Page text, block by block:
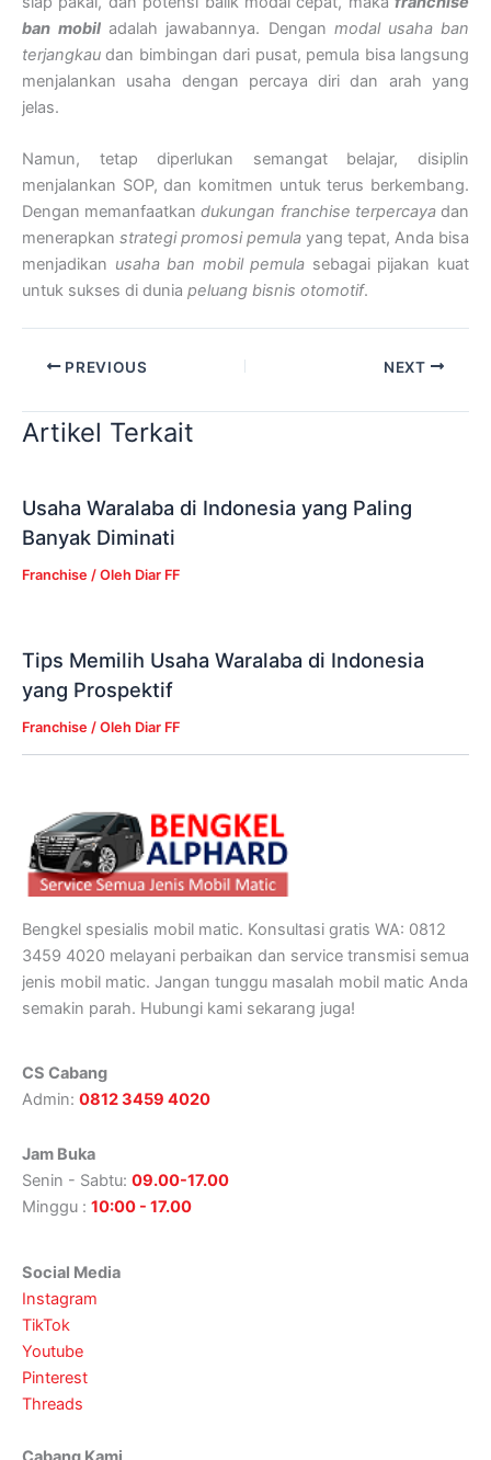
ban mobil adalah jawabannya. Dengan modal usaha ban
terjangkau dan bimbingan dari pusat, pemula bisa langsung
menjalankan usaha dengan percaya diri dan arah yang
jelas.
Namun, tetap diperlukan semangat belajar, disiplin
menjalankan SOP, dan komitmen untuk terus berkembang.
Dengan memanfaatkandukungan franchise terpercayadan
menerapkan strategi promosi pemula yang tepat, Anda bisa
menjadikan usaha ban mobil pemula sebagai pijakan kuat
untuk sukses di dunia peluang bisnis otomotif.
PREVIOUS NEXT
Artikel Terkait
Usaha Waralaba di Indonesia yang Paling
Banyak Diminati
Franchise / Oleh Diar FF
Tips Memilih Usaha Waralaba di Indonesia
yang Prospektif
Franchise / Oleh Diar FF
Bengkel spesialis mobil matic. Konsultasi gratis WA: 0812
3459 4020 melayani perbaikan dan service transmisi semua
jenis mobil matic. Jangan tunggu masalah mobil matic Anda
semakin parah. Hubungi kami sekarang juga!
CS Cabang
Admin: 0812 3459 4020
Jam Buka
Senin - Sabtu: 09.00-17.00
Minggu : 10:00 - 17.00
Social Media
Instagram
TikTok
Youtube
Pinterest
Threads